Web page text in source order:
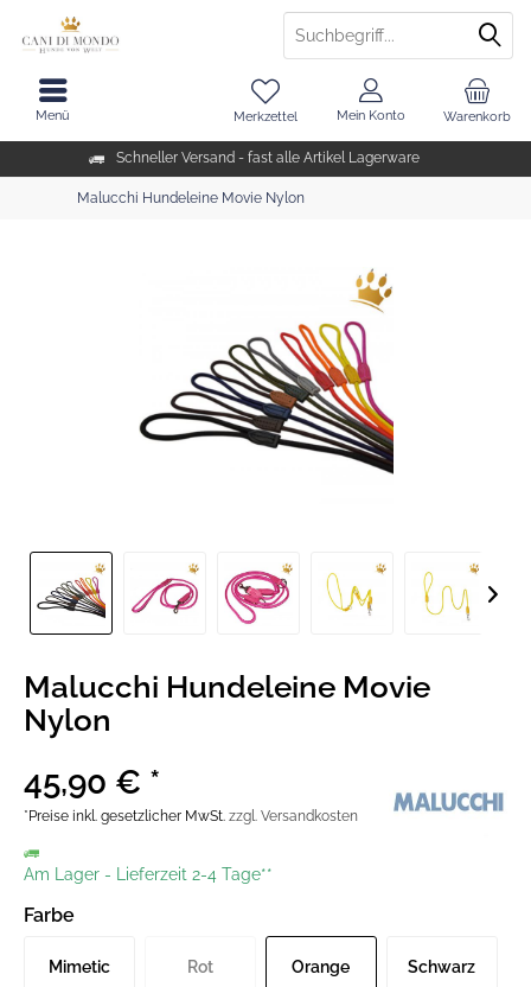
Schneller Versand - fast alle Artikel Lagerware
Warenkorb
Merkzettel Mein Konto
Menü
Malucchi Hundeleine Movie Nylon
Malucchi Hundeleine Movie
Nylon
45,90 € *
*Preise inkl. gesetzlicher MwSt. zzgl. Versandkosten
Am Lager - Lieferzeit 2-4 Tage**
Farbe
Mimetic Rot Orange Schwarz